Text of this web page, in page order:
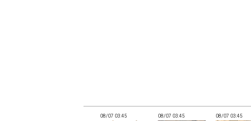
08/07 03:45 08/07 03:45 08/07 03:45